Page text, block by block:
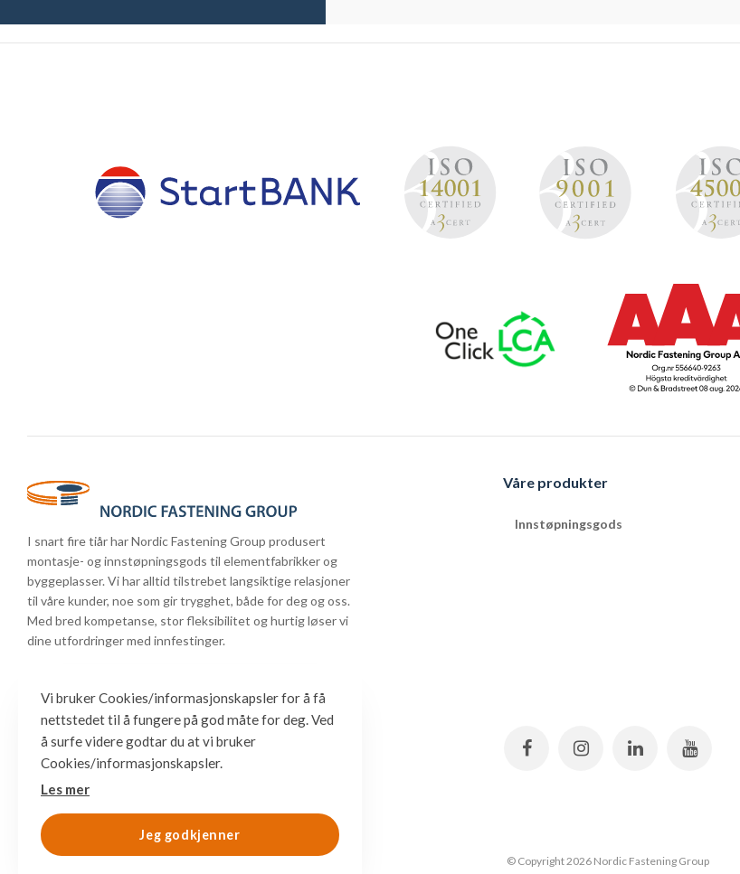
I snart fire tiår har Nordic Fastening Group produsert
montasje- og innstøpningsgods til elementfabrikker og
byggeplasser. Vi har alltid tilstrebet langsiktige relasjoner
til våre kunder, noe som gir trygghet, både for deg og oss.
Med bred kompetanse, stor fleksibilitet og hurtig løser vi
dine utfordringer med innfestinger.
Våre produkter
Innstøpningsgods
© Copyright 2026 Nordic Fastening Group
Vi bruker Cookies/informasjonskapsler for å få
nettstedet til å fungere på god måte for deg. Ved
å surfe videre godtar du at vi bruker
Cookies/informasjonskapsler.
Les mer
Jeg godkjenner